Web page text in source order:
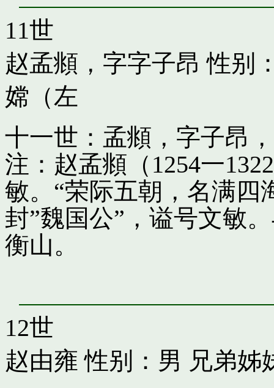
11世
赵孟頫，字字子昂 性别
嫦（左
十一世：孟頫，字子昂
注：赵孟頫（1254一
敏。“荣际五朝，名满四
封”魏国公”，谥号文敏
衡山。
12世
赵由雍 性别：男 兄弟姊